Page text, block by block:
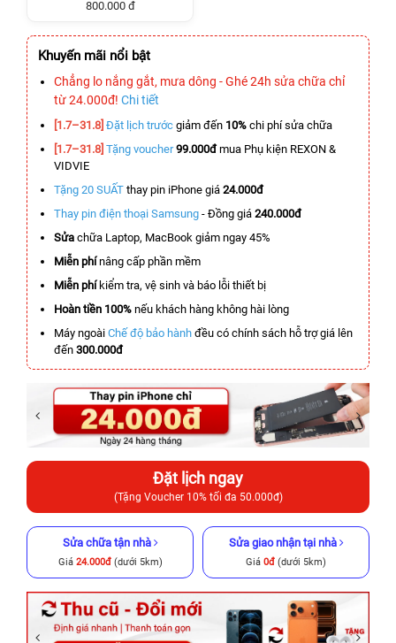
800.000 đ
Khuyến mãi nổi bật
Chẳng lo nắng gắt, mưa dông - Ghé 24h sửa chữa chỉ
từ 24.000đ! Chi tiết
[1.7–31.8] Đặt lịch trước giảm đến 10% chi phí sửa chữa
[1.7–31.8] Tặng voucher 99.000đmua Phụ kiện REXON &
VIDVIE
Tặng 20 SUẤT thay pin iPhone giá 24.000đ
Thay pin điện thoại Samsung - Đồng giá 240.000đ
Sửa chữa Laptop, MacBook giảm ngay 45%
Miễn phínâng cấp phần mềm
Miễn phíkiểm tra, vệ sinh và báo lỗi thiết bị
Hoàn tiền 100% nếu khách hàng không hài lòng
Máy ngoài Chế độ bảo hành đều có chính sách hỗ trợ giá lên
đến 300.000đ
Đặt lịch ngay
(Tặng Voucher 10% tối đa 50.000đ)
Sửa chữa tận nhà
Giá 24.000đ(dưới 5km)
Sửa giao nhận tại nhà
Giá 0đ (dưới 5km)